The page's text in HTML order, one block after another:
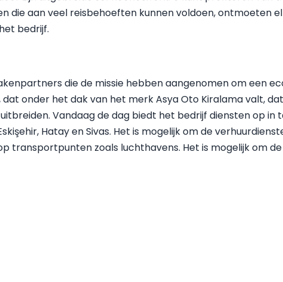
die aan veel reisbehoeften kunnen voldoen, ontmoeten
bedrijf.
die de missie hebben aangenomen om een
onder het dak van het merk Asya Oto Kiralama valt,
Vandaag de dag biedt het bedrijf diensten op in
Hatay en Sivas. Het is mogelijk om de
transportpunten zoals luchthavens. Het is mogelijk om